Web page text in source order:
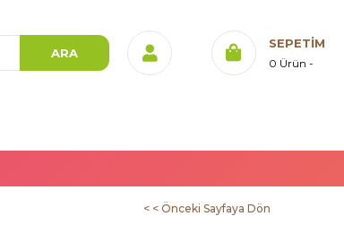
SEPETIM
0 Ürün
< < Önceki Sayfaya Dön